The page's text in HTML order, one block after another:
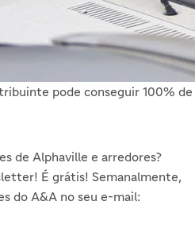
pode conseguir 100%
de Alphaville e arredores?
É grátis! Semanalmente,
do A&A no seu e-mail: